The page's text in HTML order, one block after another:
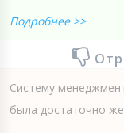
Подробнее >>
Систему
была достаточно